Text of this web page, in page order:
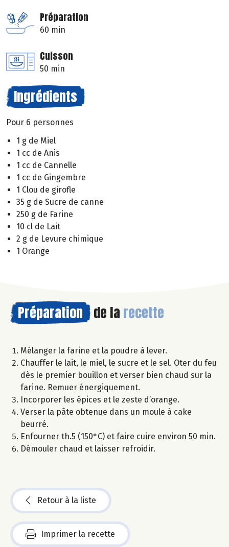
Préparation
60 min
Cuisson
50 min
Ingrédients
Pour 6 personnes
1 g de Miel
1 cc de Anis
1 cc de Cannelle
1 cc de Gingembre
1 Clou de girofle
35 g de Sucre de canne
250 g de Farine
10 cl de Lait
2 g de Levure chimique
1 Orange
Préparation de la recette
Mélanger la farine et la poudre à lever.
Chauffer le lait, le miel, le sucre et le sel. Oter du feu
dès le premier bouillon et verser bien chaud sur la
farine. Remuer énergiquement.
Incorporer les épices et le zeste d’orange.
Verser la pâte obtenue dans un moule à cake
beurré.
Enfourner th.5 (150°C) et faire cuire environ 50 min.
Démouler chaud et laisser refroidir.
Retour à la liste
Imprimer la recette